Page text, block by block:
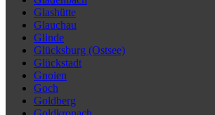
Glashütte
Glauchau
Glinde
Glücksburg (Ostsee)
Glückstadt
Gnoien
Goch
Goldberg